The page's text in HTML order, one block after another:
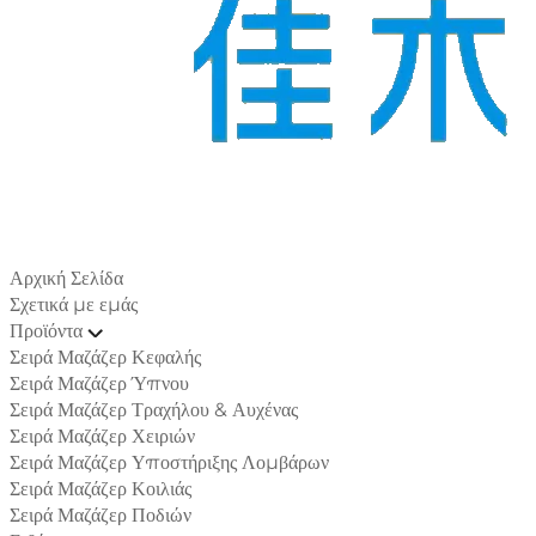
Αρχική Σελίδα
Σχετικά με εμάς
Προϊόντα
Σειρά Μαζάζερ Κεφαλής
Σειρά Μαζάζερ Ύπνου
Σειρά Μαζάζερ Τραχήλου & Αυχένας
Σειρά Μαζάζερ Χειριών
Σειρά Μαζάζερ Υποστήριξης Λομβάρων
Σειρά Μαζάζερ Κοιλιάς
Σειρά Μαζάζερ Ποδιών